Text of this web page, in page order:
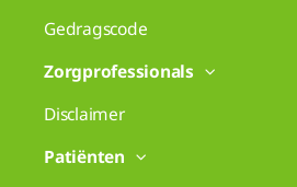
Gedragscode
Zorgprofessionals
Disclaimer
Patiënten